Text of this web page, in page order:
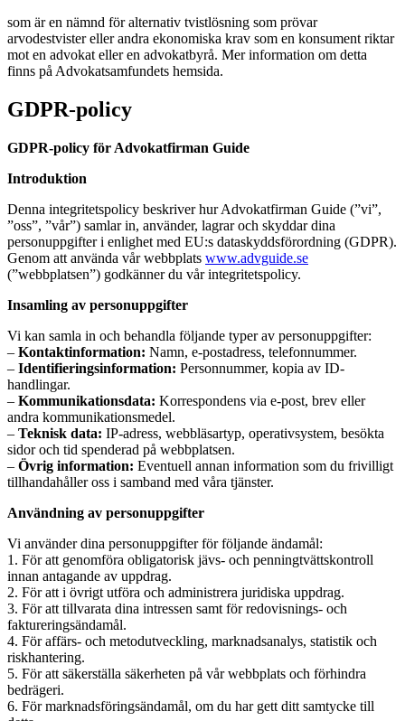
som är en nämnd för alternativ tvistlösning som prövar
arvodestvister eller andra ekonomiska krav som en konsument riktar
mot en advokat eller en advokatbyrå. Mer information om detta
finns på Advokatsamfundets hemsida.
GDPR-policy
GDPR-policy för Advokatfirman Guide
Introduktion
Denna integritetspolicy beskriver hur Advokatfirman Guide (”vi”,
”oss”, ”vår”) samlar in, använder, lagrar och skyddar dina
personuppgifter i enlighet med EU:s dataskyddsförordning (GDPR).
Genom att använda vår webbplats www.advguide.se
(”webbplatsen”) godkänner du vår integritetspolicy.
Insamling av personuppgifter
Vi kan samla in och behandla följande typer av personuppgifter:
– Kontaktinformation: Namn, e-postadress, telefonnummer.
– Identifieringsinformation: Personnummer, kopia av ID-
handlingar.
– Kommunikationsdata: Korrespondens via e-post, brev eller
andra kommunikationsmedel.
– Teknisk data: IP-adress, webbläsartyp, operativsystem, besökta
sidor och tid spenderad på webbplatsen.
– Övrig information: Eventuell annan information som du frivilligt
tillhandahåller oss i samband med våra tjänster.
Användning av personuppgifter
Vi använder dina personuppgifter för följande ändamål:
1. För att genomföra obligatorisk jävs- och penningtvättskontroll
innan antagande av uppdrag.
2. För att i övrigt utföra och administrera juridiska uppdrag.
3. För att tillvarata dina intressen samt för redovisnings- och
faktureringsändamål.
4. För affärs- och metodutveckling, marknadsanalys, statistik och
riskhantering.
5. För att säkerställa säkerheten på vår webbplats och förhindra
bedrägeri.
6. För marknadsföringsändamål, om du har gett ditt samtycke till